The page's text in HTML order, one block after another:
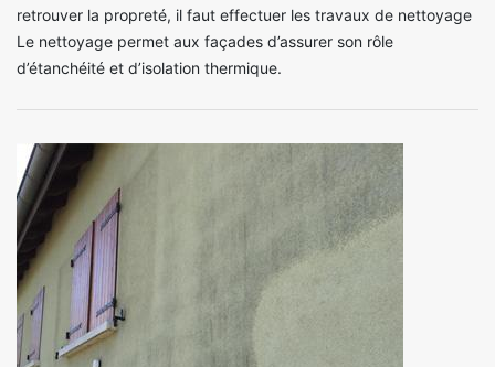
retrouver la propreté, il faut effectuer les travaux de nettoyage
Le nettoyage permet aux façades d’assurer son rôle
d’étanchéité et d’isolation thermique.